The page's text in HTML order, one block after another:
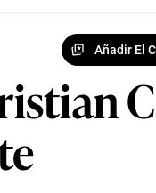
Añadir El